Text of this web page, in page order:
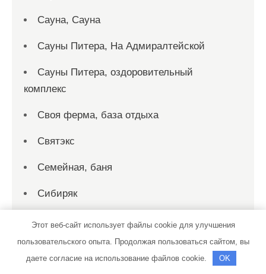
Сауна, Сауна
Сауны Питера, На Адмиралтейской
Сауны Питера, оздоровительный
комплекс
Своя ферма, база отдыха
Святэкс
Семейная, баня
Сибиряк
Сино, гостевой дом
Сириус, автомоечный комплекс
Этот веб-сайт использует файлы cookie для улучшения
пользовательского опыта. Продолжая пользоваться сайтом, вы
даете согласие на использование файлов cookie.
OK